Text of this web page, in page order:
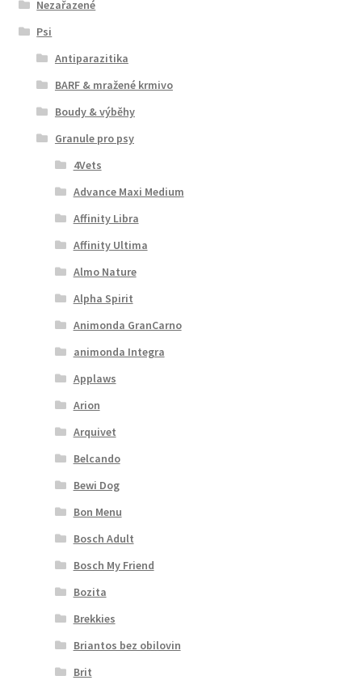
Nezařazené
Psi
Antiparazitika
BARF & mražené krmivo
Boudy & výběhy
Granule pro psy
4Vets
Advance Maxi Medium
Affinity Libra
Affinity Ultima
Almo Nature
Alpha Spirit
Animonda GranCarno
animonda Integra
Applaws
Arion
Arquivet
Belcando
Bewi Dog
Bon Menu
Bosch Adult
Bosch My Friend
Bozita
Brekkies
Briantos bez obilovin
Brit